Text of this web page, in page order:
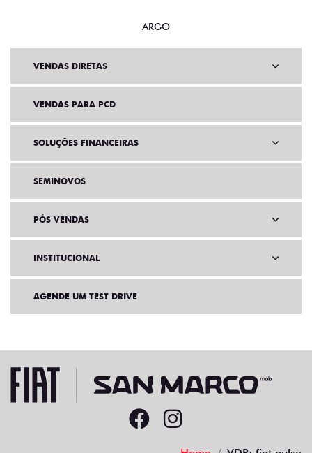
ARGO
VENDAS DIRETAS
VENDAS PARA PCD
SOLUÇÕES FINANCEIRAS
SEMINOVOS
PÓS VENDAS
INSTITUCIONAL
AGENDE UM TEST DRIVE